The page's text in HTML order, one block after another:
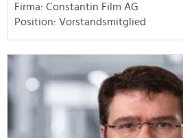
Firma: Constantin Film AG
Position: Vorstandsmitglied